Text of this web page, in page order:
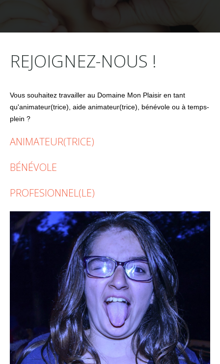
REJOIGNEZ-NOUS !
Vous souhaitez travailler au Domaine Mon Plaisir en tant
qu'animateur(trice), aide animateur(trice), bénévole ou à temps-
plein ?
ANIMATEUR(TRICE)
BÉNÉVOLE
PROFESIONNEL(LE)